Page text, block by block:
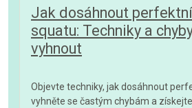
Jak dosáhnout
squatu: Techniky a
vyhnout
Objevte techniky, jak dosáhnout
vyhněte se častým chybám a